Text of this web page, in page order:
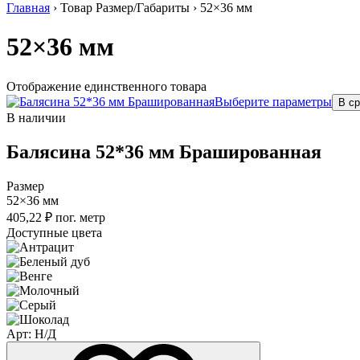
Главная › Товар Размер/Габариты › 52×36 мм
52×36 мм
Отображение единственного товара
Выберите параметры
В
В наличии
Балясина 52*36 мм Брашированная
Размер
52×36 мм
405,22 ₽ пог. метр
Доступные цвета
Арт: Н/Д